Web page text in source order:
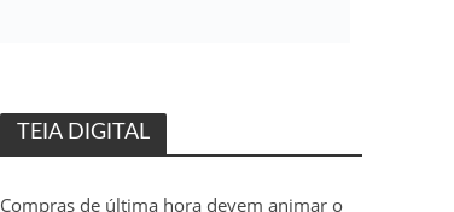
TEIA DIGITAL
Compras de última hora devem animar o